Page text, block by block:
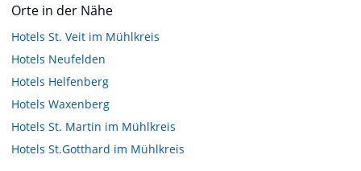
Orte in der Nähe
Hotels St. Veit im Mühlkreis
Hotels Neufelden
Hotels Helfenberg
Hotels Waxenberg
Hotels St. Martin im Mühlkreis
Hotels St.Gotthard im Mühlkreis